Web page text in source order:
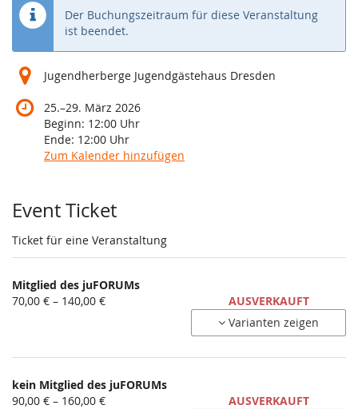
Der Buchungszeitraum für diese Veranstaltung
ist beendet.
Jugendherberge Jugendgästehaus Dresden
25.–bis
29. März 2026
Beginn: 12:00 Uhr
Ende: 12:00 Uhr
Zum Kalender hinzufügen
Produkte
Event Ticket
Ticket für eine Veranstaltung
Mitglied des juFORUMs
von
70,00 € – 140,00 €
AUSVERKAUFT
Varianten zeigen
kein Mitglied des juFORUMs
von
90,00 € – 160,00 €
AUSVERKAUFT